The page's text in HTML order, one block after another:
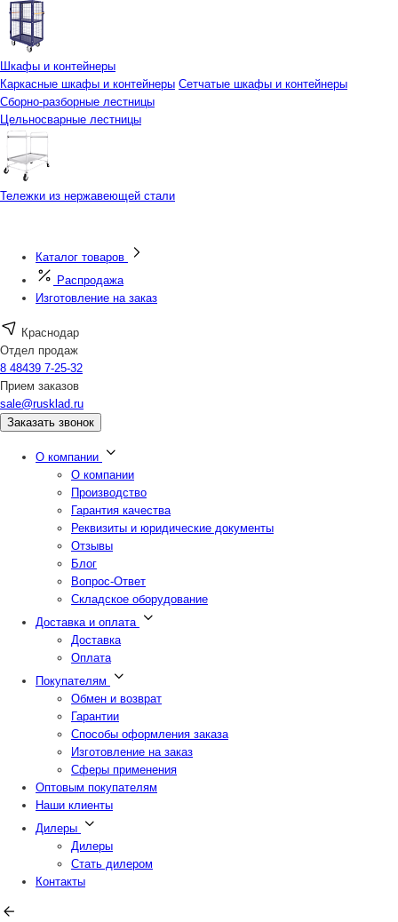
Шкафы и контейнеры
Каркасные шкафы и контейнеры Сетчатые шкафы и контейнеры
Сборно-разборные лестницы
Цельносварные лестницы
Тележки из нержавеющей стали
Каталог товаров
Распродажа
Изготовление на заказ
Краснодар
Отдел продаж
8 48439 7-25-32
Прием заказов
sale@rusklad.ru
Заказать звонок
О компании
О компании
Производство
Гарантия качества
Реквизиты и юридические документы
Отзывы
Блог
Вопрос-Ответ
Складское оборудование
Доставка и оплата
Доставка
Оплата
Покупателям
Обмен и возврат
Гарантии
Способы оформления заказа
Изготовление на заказ
Сферы применения
Оптовым покупателям
Наши клиенты
Дилеры
Дилеры
Стать дилером
Контакты